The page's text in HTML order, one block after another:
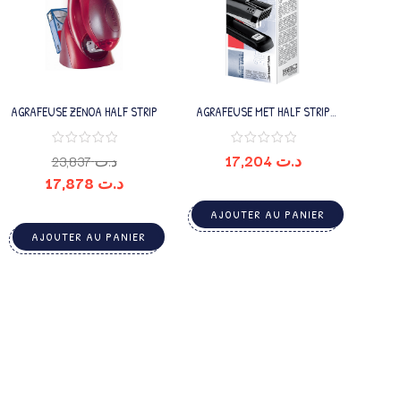
AGRAFEUSE ZENOA HALF STRIP
د.ت23,837
د.ت
AJOUTER AU PANIER
AGRAFEUSE MET HALF STRIP
E3543
د.ت 17,204
AJOUTER AU PANIER